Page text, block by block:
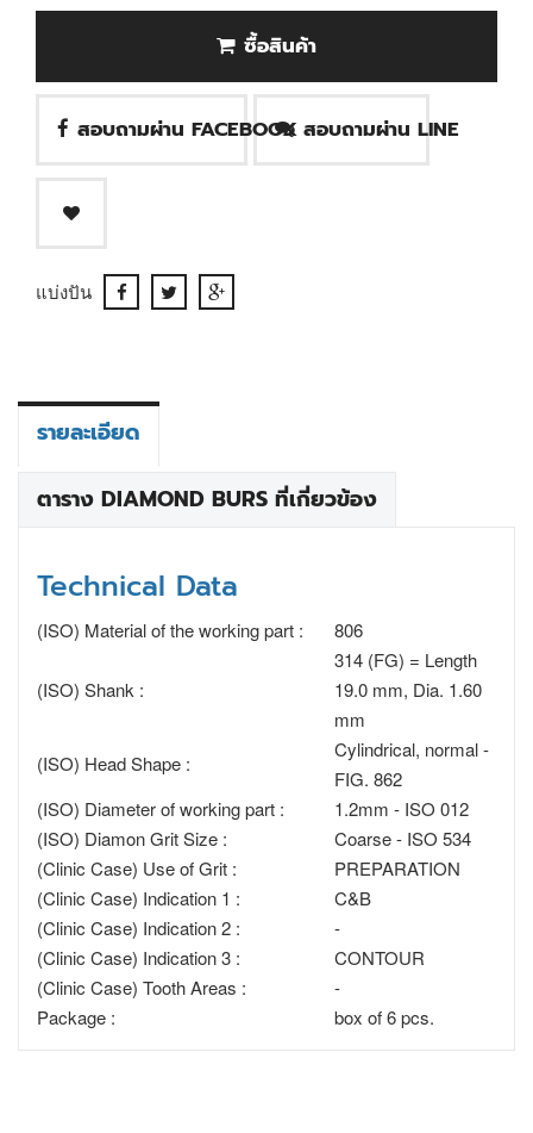
ซื้อสินค้า
สอบถามผ่าน FACEBOOK สอบถามผ่าน LINE
แบ่งปัน
รายละเอียด
ตาราง DIAMOND BURS ที่เกี่ยวข้อง
Technical Data
(ISO) Material of the working part : 806
(ISO) Shank :
314 (FG) = Length
19.0 mm, Dia. 1.60
mm
(ISO) Head Shape :
Cylindrical, normal -
FIG. 862
(ISO) Diameter of working part :
1.2mm - ISO 012
(ISO) Diamon Grit Size :
Coarse - ISO 534
(Clinic Case) Use of Grit :
PREPARATION
(Clinic Case) Indication 1 :
C&B
(Clinic Case) Indication 2 :
-
(Clinic Case) Indication 3 :
CONTOUR
(Clinic Case) Tooth Areas :
-
Package :
box of 6 pcs.